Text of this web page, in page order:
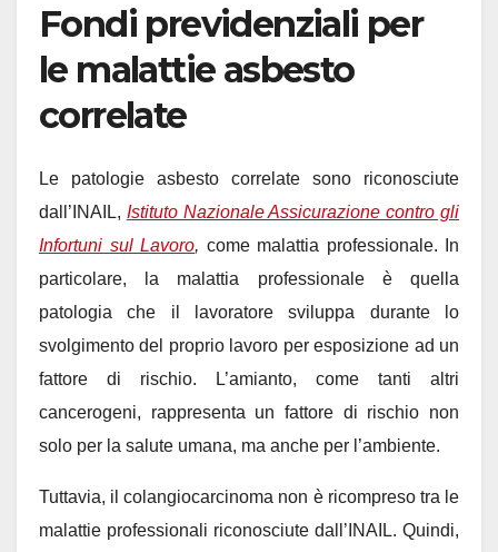
Fondi previdenziali per
le malattie asbesto
correlate
Le patologie asbesto correlate sono riconosciute
dall’INAIL, Istituto Nazionale Assicurazione contro gli
Infortuni sul Lavoro, come malattia professionale. In
particolare, la malattia professionale è quella
patologia che il lavoratore sviluppa durante lo
svolgimento del proprio lavoro per esposizione ad un
fattore di rischio. L’amianto, come tanti altri
cancerogeni, rappresenta un fattore di rischio non
solo per la salute umana, ma anche per l’ambiente.
Tuttavia, il colangiocarcinoma non è ricompreso tra le
malattie professionali riconosciute dall’INAIL. Quindi,